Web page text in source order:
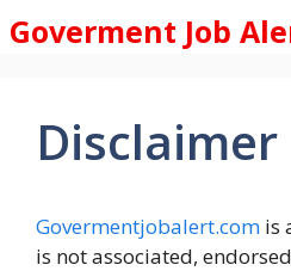
toGoverment Job
Disclaimer
Govermentjobalert.com is
is not associated,